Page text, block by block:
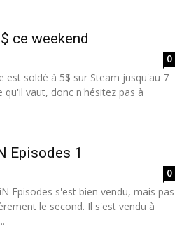
ce weekend
0
est soldé à 5$ sur Steam jusqu'au 7
qu'il vaut, donc n'hésitez pas à
Episodes 1
0
Episodes s'est bien vendu, mais pas
le second. Il s'est vendu à